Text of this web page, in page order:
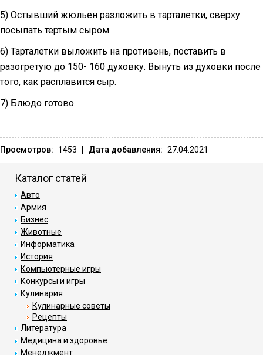
5) Остывший жюльен разложить в тарталетки, сверху
посыпать тертым сыром.
6) Тарталетки выложить на противень, поставить в
разогретую до 150- 160 духовку. Вынуть из духовки после
того, как расплавится сыр.
7) Блюдо готово.
Просмотров: 1453 Дата добавления: 27.04.2021
Каталог статей
Авто
Армия
Бизнес
Животные
Информатика
История
Компьютерные игры
Конкурсы и игры
Кулинария
Кулинарные советы
Рецепты
Литература
Медицина и здоровье
Менеджмент